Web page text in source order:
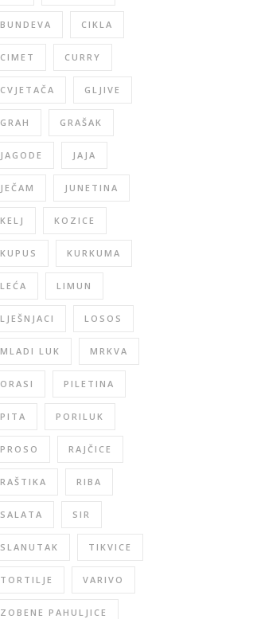
BUNDEVA CIKLA
CIMET CURRY
CVJETAČA GLJIVE
GRAH GRAŠAK
JAGODE JAJA
JEČAM JUNETINA
KELJ KOZICE
KUPUS KURKUMA
LEĆA LIMUN
LJEŠNJACI LOSOS
MLADI LUK MRKVA
ORASI PILETINA
PITA PORILUK
PROSO RAJČICE
RAŠTIKA RIBA
SALATA SIR
SLANUTAK TIKVICE
TORTILJE VARIVO
ZOBENE PAHULJICE